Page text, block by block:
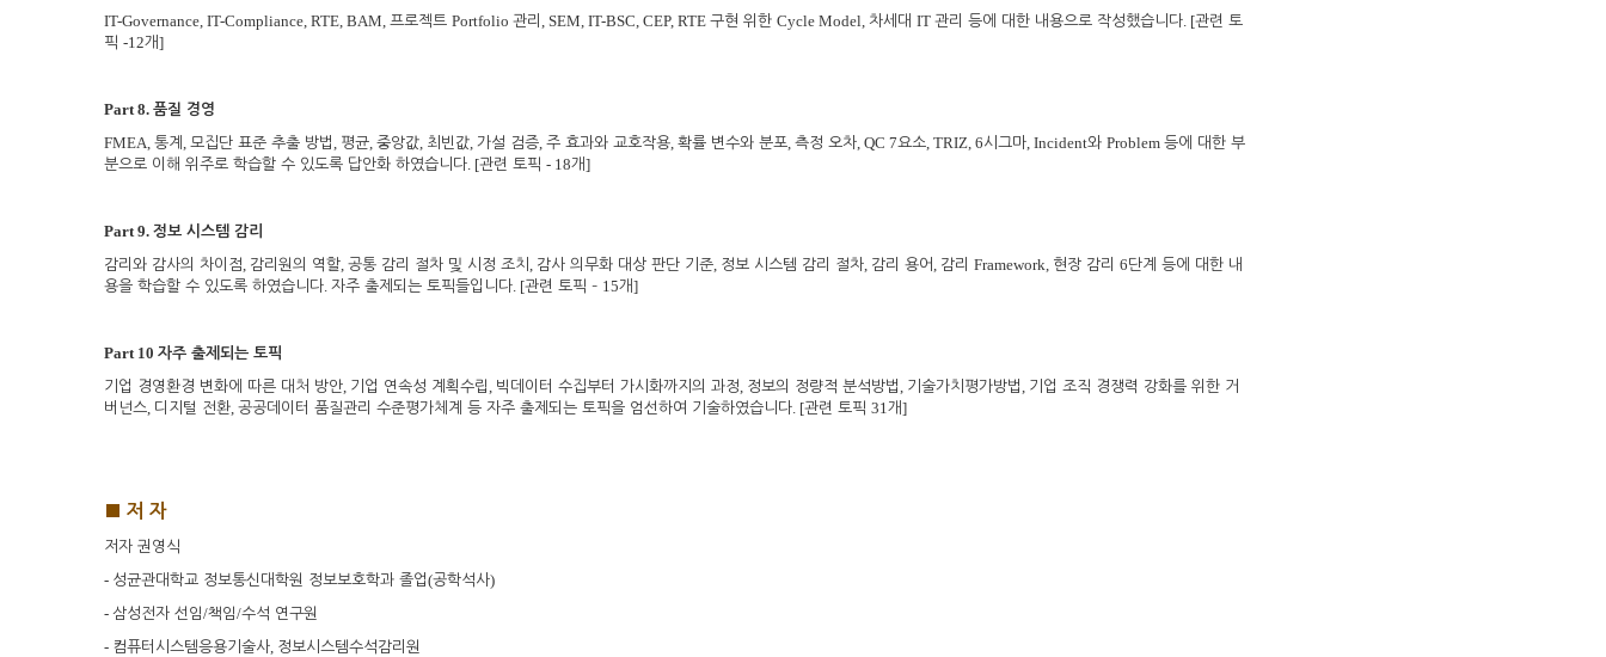
IT-Governance, IT-Compliance, RTE, BAM, 프로젝트 Portfolio 관리 , SEM, IT-BSC, CEP, RTE 구현 위한 Cycle Model, 차세대 IT 관리 등에 대한 내용으로 작성했습니다. [관련 토
픽 -12개]
Part 8. 품질 경영
FMEA, 통계 , 모집단 표준 추출 방법, 평균, 중앙값, 최빈값, 가설 검증, 주 효과와 교호작용, 확률 변수와 분포, 측정 오차, QC 7요소, TRIZ, 6시그마, Incident와 Problem 등에 대한 부
분으로 이해 위주로 학습할 수 있도록 답안화 하였습니다. [관련 토픽 - 18개]
Part 9. 정보 시스템 감리
감리와 감사의 차이점, 감리원의 역할, 공통 감리 절차 및 시정 조치 , 감사 의무화 대상 판단 기준, 정보 시스템 감리 절차, 감리 용어, 감리 Framework, 현장 감리 6단계 등에 대한 내
용을 학습할 수 있도록 하였습니다. 자주 출제되는 토픽들입니다. [관련 토픽 – 15개]
Part 10 자주 출제되는 토픽
기업 경영환경 변화에 따른 대처 방안, 기업 연속성 계획수립, 빅데이터 수집부터 가시화까지의 과정, 정보의 정량적 분석방법, 기술가치평가방법, 기업 조직 경쟁력 강화를 위한 거
버넌스, 디지털 전환, 공공데이터 품질관리 수준평가체계 등 자주 출제되는 토픽을 엄선하여 기술하였습니다. [관련 토픽 31개]
저 자
저자 권영식
- 성균관대학교 정보통신대학원 정보보호학과 졸업(공학석사)
- 삼성전자 선임/책임/수석 연구원
- 컴퓨터시스템응용기술사, 정보시스템수석감리원